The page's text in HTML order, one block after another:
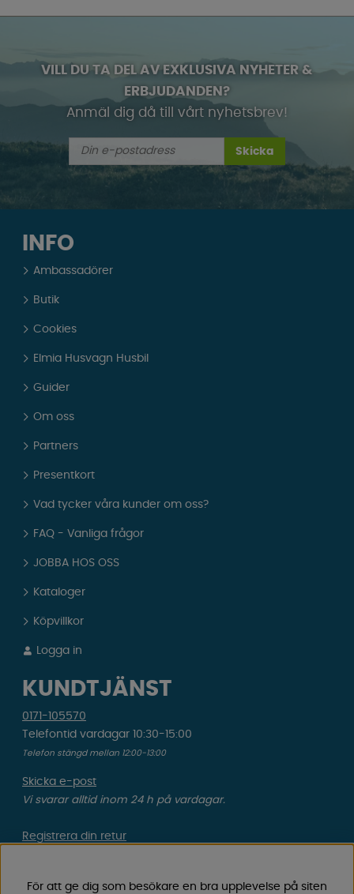
VILL DU TA DEL AV EXKLUSIVA NYHETER &
ERBJUDANDEN?
Anmäl dig då till vårt nyhetsbrev!
Skicka
INFO
Ambassadörer
Butik
Cookies
Elmia Husvagn Husbil
Guider
Om oss
Partners
Presentkort
Vad tycker våra kunder om oss?
FAQ - Vanliga frågor
JOBBA HOS OSS
Kataloger
Köpvillkor
Logga in
KUNDTJÄNST
0171-105570
Telefontid vardagar 10:30-15:00
Telefon stängd mellan 12:00-13:00
Skicka e-post
Vi svarar alltid inom 24 h på vardagar.
Registrera din retur
Registrera din reklamation
För att ge dig som besökare en bra upplevelse på siten